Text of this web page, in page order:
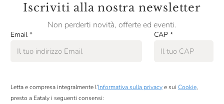
Iscriviti alla nostra newsletter
Non perderti novità, offerte ed eventi.
Email * CAP *
Letta e compresa integralmente l’Informativa sulla privacye sui Cookie,
presto a Eataly i seguenti consensi: